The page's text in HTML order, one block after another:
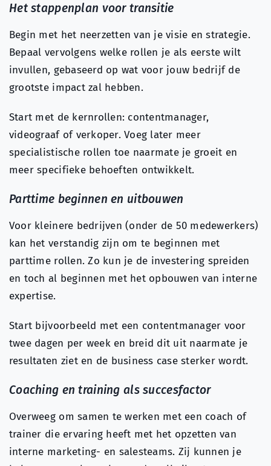
Het stappenplan voor transitie
Begin met het neerzetten van je visie en strategie.
Bepaal vervolgens welke rollen je als eerste wilt
invullen, gebaseerd op wat voor jouw bedrijf de
grootste impact zal hebben.
Start met de kernrollen: contentmanager,
videograaf of verkoper. Voeg later meer
specialistische rollen toe naarmate je groeit en
meer specifieke behoeften ontwikkelt.
Parttime beginnen en uitbouwen
Voor kleinere bedrijven (onder de 50 medewerkers)
kan het verstandig zijn om te beginnen met
parttime rollen. Zo kun je de investering spreiden
en toch al beginnen met het opbouwen van interne
expertise.
Start bijvoorbeeld met een contentmanager voor
twee dagen per week en breid dit uit naarmate je
resultaten ziet en de business case sterker wordt.
Coaching en training als succesfactor
Overweeg om samen te werken met een coach of
trainer die ervaring heeft met het opzetten van
interne marketing- en salesteams. Zij kunnen je